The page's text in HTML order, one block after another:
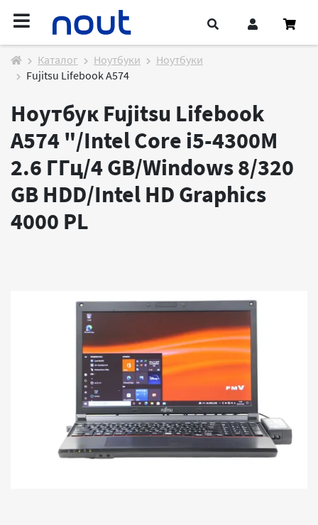
Каталог Ноутбуки
Ноутбуки
Fujitsu Lifebook A574
Ноутбук Fujitsu Lifebook
A574 "/Intel Core i5-4300M
2.6 ГГц/4 GB/Windows 8/320
GB HDD/Intel HD Graphics
4000 PL